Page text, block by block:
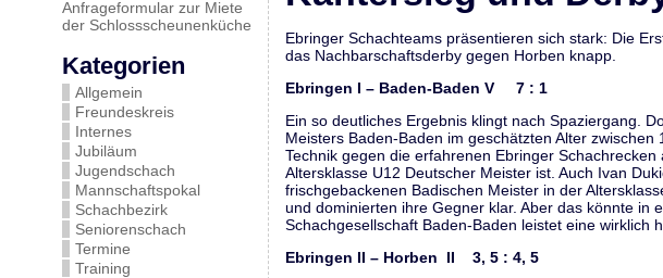
Anfrageformular zur Miete
der Schlossscheunenküche
Kategorien
Allgemein
Freundeskreis
Internes
Jubiläum
Jugendschach
Mannschaftspokal
Schachbezirk
Seniorenschach
Termine
Training
Ebringer Schachteams präsentieren sich stark: Die
das Nachbarschaftsderby gegen Horben knapp.
Ebringen I – Baden-Baden V 7 : 1
Ein so deutliches Ergebnis klingt nach Spaziergang.
Meisters Baden-Baden im geschätzten Alter
Technik gegen die erfahrenen Ebringer
Altersklasse U12 Deutscher Meister ist. Auch Ivan
frischgebackenen Badischen Meister in der
und dominierten ihre Gegner klar. Aber das könnte in
Schachgesellschaft Baden-Baden leistet eine wirklich
Ebringen II – Horben II 3, 5 : 4, 5